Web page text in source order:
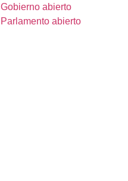
Gobierno abierto
Parlamento abierto